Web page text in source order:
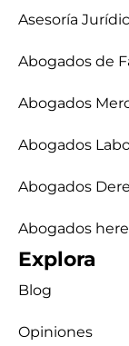
Asesoría
Abogados de
Abogados
Abogados
Abogados
Abogados
Explora
Blog
Opiniones